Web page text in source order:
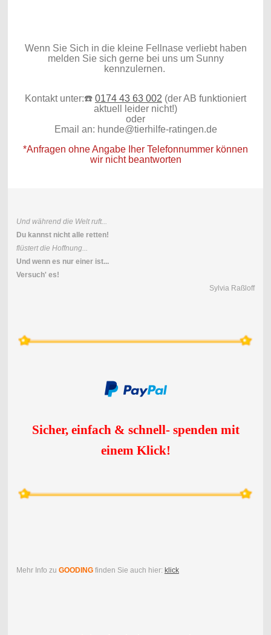
Wenn Sie Sich in die kleine Fellnase verliebt haben
melden Sie sich gerne bei uns um Sunny
kennzulernen.
Kontakt unter:☎️ 0174 43 63 002 (der AB funktioniert
aktuell leider nicht!)
oder
Email an: hunde@tierhilfe-ratingen.de
*Anfragen ohne Angabe Iher Telefonnummer können
wir nicht beantworten
Und während die Welt ruft...
Du kannst nicht alle retten!
flüstert die Hoffnung...
Und wenn es nur einer ist...
Versuch' es!
Sylvia Raßloff
Sicher, einfach & schnell- spenden mit
einem Klick!
Mehr Info zu GOODINGfinden Sie auch hier: klick